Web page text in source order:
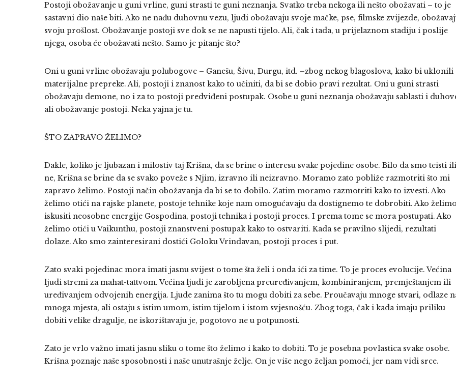
Postoji obožavanje u guni vrline, guni strasti te guni neznanja. Svatko treba nekoga ili nešto obožavati – to je
sastavni dio naše biti. Ako ne nađu duhovnu vezu, ljudi obožavaju svoje mačke, pse, filmske zvijezde,
svoju prošlost. Obožavanje postoji sve dok se ne napusti tijelo. Ali, čak i tada, u prijelaznom stadiju i poslije
njega, osoba će obožavati nešto. Samo je pitanje što?
Oni u guni vrline obožavaju polubogove – Ganešu, Šivu, Durgu, itd. –zbog nekog blagoslova, kako bi uklonili
materijalne prepreke. Ali, postoji i znanost kako to učiniti, da bi se dobio pravi rezultat. Oni u guni strasti
obožavaju demone, no i za to postoji predviđeni postupak. Osobe u guni neznanja obožavaju sablasti i
ali obožavanje postoji. Neka yajna je tu.
ŠTO ZAPRAVO ŽELIMO?
Dakle, koliko je ljubazan i milostiv taj Krišna, da se brine o interesu svake pojedine osobe. Bilo da smo teisti ili
ne, Krišna se brine da se svako poveže s Njim, izravno ili neizravno. Moramo zato pobliže razmotriti što mi
zapravo želimo. Postoji način obožavanja da bi se to dobilo. Zatim moramo razmotriti kako to izvesti. Ako
želimo otići na rajske planete, postoje tehnike koje nam omogućavaju da dostignemo te dobrobiti. Ako želimo
iskusiti neosobne energije Gospodina, postoji tehnika i postoji proces. I prema tome se mora postupati. Ako
želimo otići u Vaikunthu, postoji znanstveni postupak kako to ostvariti. Kada se pravilno slijedi, rezultati
dolaze. Ako smo zainteresirani dostići Goloku Vrindavan, postoji proces i put.
Zato svaki pojedinac mora imati jasnu svijest o tome šta želi i onda ići za time. To je proces evolucije. Većina
ljudi stremi za mahat-tattvom. Većina ljudi je zarobljena preuređivanjem, kombiniranjem, premještanjem ili
uređivanjem odvojenih energija. Ljude zanima što tu mogu dobiti za sebe. Proučavaju mnoge stvari, odlaze
mnoga mjesta, ali ostaju s istim umom, istim tijelom i istom svjesnošću. Zbog toga, čak i kada imaju priliku
dobiti velike dragulje, ne iskorištavaju je, pogotovo ne u potpunosti.
Zato je vrlo važno imati jasnu sliku o tome što želimo i kako to dobiti. To je posebna povlastica svake osobe.
Krišna poznaje naše sposobnosti i naše unutrašnje želje. On je više nego željan pomoći, jer nam vidi srce.